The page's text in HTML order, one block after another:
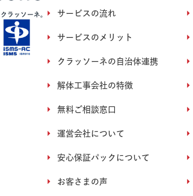
サービスの流れ
サービスのメリット
クラッソーネの自治体連携
解体工事会社の特徴
無料ご相談窓口
運営会社について
安心保証パックについて
お客さまの声